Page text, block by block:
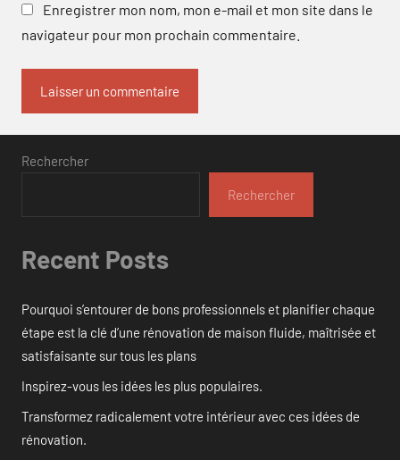
Enregistrer mon nom, mon e-mail et mon site dans le
navigateur pour mon prochain commentaire.
Rechercher
Rechercher
Recent Posts
Pourquoi s’entourer de bons professionnels et planifier chaque
étape est la clé d’une rénovation de maison fluide, maîtrisée et
satisfaisante sur tous les plans
Inspirez-vous les idées les plus populaires.
Transformez radicalement votre intérieur avec ces idées de
rénovation.